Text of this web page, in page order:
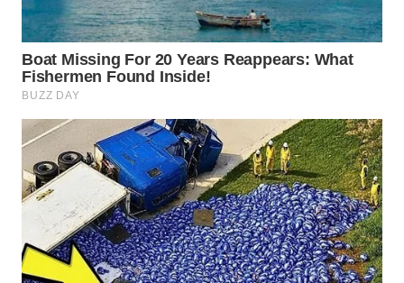
WN
TAPANULI
UTARA
WN
SAMOSIR
WN
PADANG
LAWAS